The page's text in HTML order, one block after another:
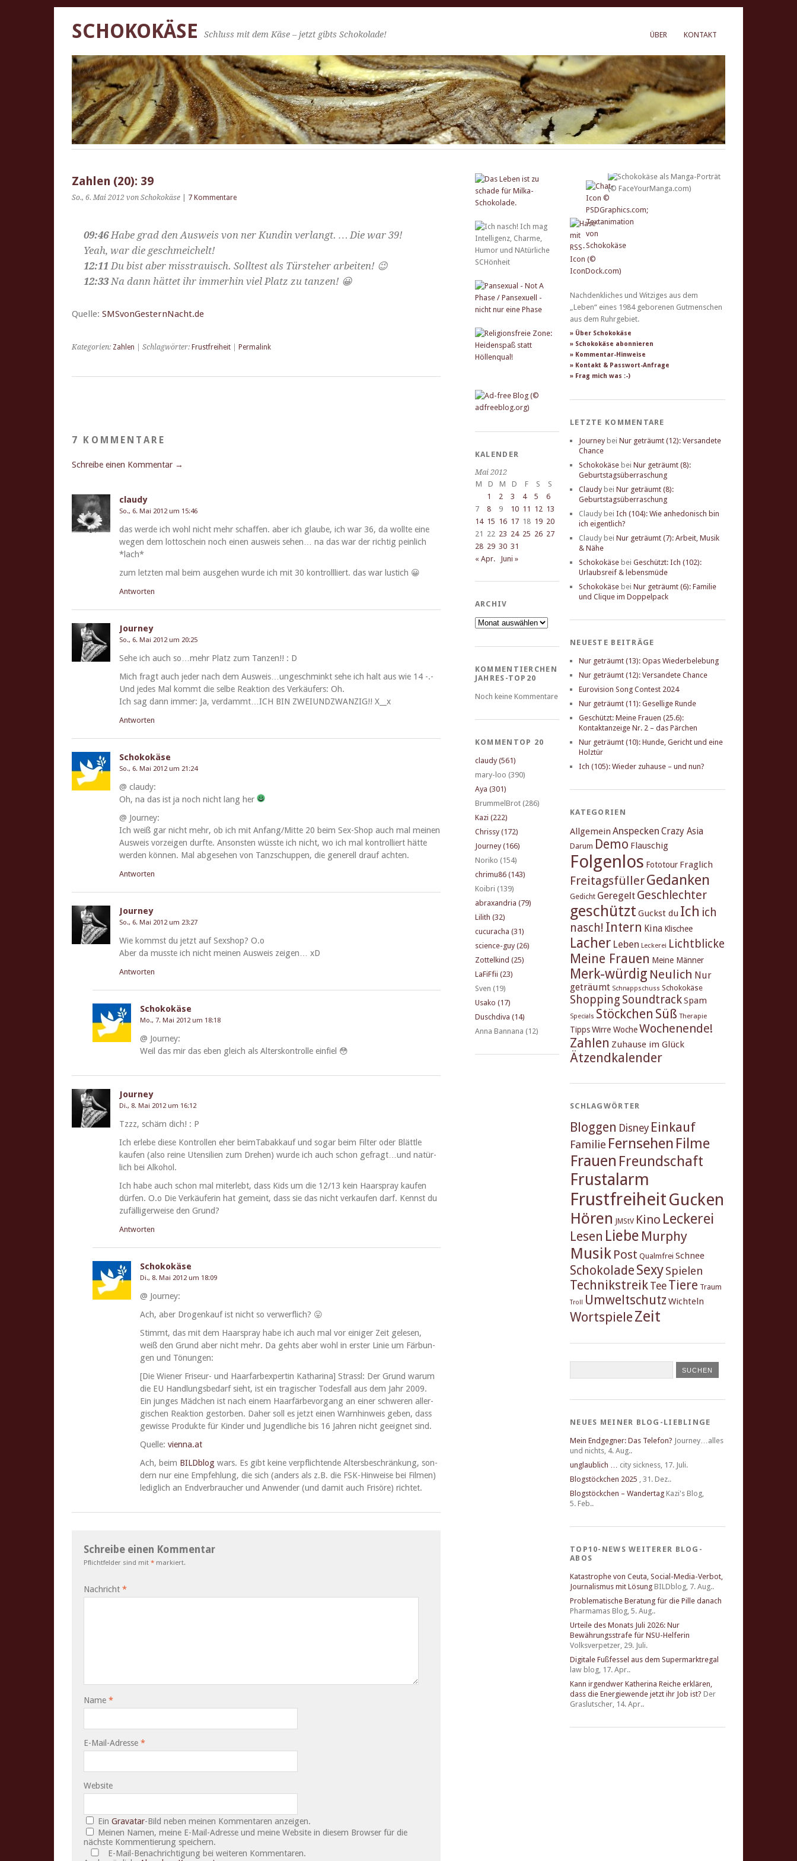
ÜBER KONTAKT
SCHOKOKÄSE Schluss mit dem Käse – jetzt gibts Schokolade!
Zahlen (20): 39
So., 6. Mai 2012 von Schokokäse 7 Kommentare
09:46Habe grad den Ausweis von ner Kundin ver­langt. … Die war 39!
Yeah, war die geschmeichelt!
12:11 Du bist aber mis­strauisch. Soll­test als Türste­her arbeiten! 😉
12:33Na dann hät­tet ihr immer­hin viel Platz zu tanzen! 😀
Quelle: SMSvonGesternNacht.de
Kategorien: Zahlen | Schlagwörter: Frustfreiheit Permalink
7 KOMMENTARE
Schreibe einen Kommentar →
claudy
So., 6. Mai 2012 um 15:46
das werde ich wohl nicht mehr schaf­fen. aber ich glaube, ich war 36, da wollte eine
wegen dem lot­toschein noch einen ausweis sehen… na das war der richtig pein­lich
*lach*
zum let­zten mal beim aus­ge­hen wurde ich mit 30 kon­trol­l­liert. das war lustich 😀
Antworten
Journey
So., 6. Mai 2012 um 20:25
Sehe ich auch so…mehr Platz zum Tanzen!! : D
Mich fragt auch jed­er nach dem Ausweis…ungeschminkt sehe ich halt aus wie 14 -.-
Und jedes Mal kommt die selbe Reak­tion des Verkäufers: Oh.
Ich sag dann immer: Ja, verdammt…ICH BIN ZWEIUNDZWANZIG!! X__x
Antworten
Schokokäse
So., 6. Mai 2012 um 21:24
@ claudy:
Oh, na das ist ja noch nicht lang her
@ Jour­ney:
Ich weiß gar nicht mehr, ob ich mit Anfang/Mitte 20 beim Sex-Shop auch mal meinen
Ausweis vorzeigen durfte. Anson­sten wüsste ich nicht, wo ich mal kon­trol­liert hätte
wer­den kön­nen. Mal abge­se­hen von Tanzschup­pen, die generell drauf achten.
Antworten
Journey
So., 6. Mai 2012 um 23:27
Wie kommst du jet­zt auf Sexshop? O.o
Aber da musste ich nicht meinen Ausweis zeigen… xD
Antworten
Schokokäse
Mo., 7. Mai 2012 um 18:18
@ Jour­ney:
Weil das mir das eben gle­ich als Alter­skon­trolle einfiel 😳
Journey
Di., 8. Mai 2012 um 16:12
Tzzz, schäm dich! : P
Ich erlebe diese Kon­trollen eher beimTabakkauf und sog­ar beim Fil­ter oder Blät­tle
kaufen (also reine Uten­silien zum Drehen) wurde ich auch schon gefragt…und natür­
lich bei Alkohol.
Ich habe auch schon mal miter­lebt, dass Kids um die 12/13 kein Haar­spray kaufen
dür­fen. O.o Die Verkäuferin hat gemeint, dass sie das nicht verkaufen darf. Kennst du
zufäl­liger­weise den Grund?
Antworten
Schokokäse
Di., 8. Mai 2012 um 18:09
@ Jour­ney:
Ach, aber Dro­genkauf ist nicht so verwerflich? 😛
Stimmt, das mit dem Haar­spray habe ich auch mal vor einiger Zeit gele­sen,
weiß den Grund aber nicht mehr. Da gehts aber wohl in erster Lin­ie um Fär­bun­
gen und Tönungen:
[Die Wiener Friseur- und Haar­far­b­ex­per­tin Katha­ri­na] Strassl: Der Grund warum
die EU Hand­lungs­be­darf sieht, ist ein tragis­ch­er Todes­fall aus dem Jahr 2009.
Ein junges Mäd­chen ist nach einem Haar­fär­bevor­gang an ein­er schw­eren aller­
gis­chen Reak­tion gestor­ben. Daher soll es jet­zt einen Warn­hin­weis geben, dass
gewisse Pro­duk­te für Kinder und Jugendliche bis 16 Jahren nicht geeignet sind.
Quelle: vienna.at
Ach, beim BILD­blog wars. Es gibt keine verpflich­t­ende Alters­beschränkung, son­
dern nur eine Empfehlung, die sich (anders als z.B. die FSK-Hin­weise bei Fil­men)
lediglich an End­ver­brauch­er und Anwen­der (und damit auch Frisöre) richtet.
Schreibe einen Kommentar
Pflichtfelder sind mit * markiert.
Nachricht *
Name *
E-Mail-Adresse *
Website
EinGravatar-Bild neben meinen Kommentaren anzeigen.
Meinen Namen, meine E-Mail-Adresse und meine Website in diesem Browser für die
nächste Kommentierung speichern.
E-Mail-Benachrichtigung bei weiteren Kommentaren.
KALENDER
Mai 2012
M
D M D F S
S
1
2 3 4 5
6
7
8 9 10 11 12 13
14 15 16 17 18 19 20
21 22 23 24 25 26 27
28 29 30 31
« Apr.
Juni »
ARCHIV
Archiv
KOMMENTIERCHEN
JAHRES-TOP20
Noch keine Kommentare
KOMMENTOP 20
claudy (561)
mary-loo (390)
Aya (301)
BrummelBrot (286)
Kazi (222)
Chrissy (172)
Journey (166)
Noriko (154)
chrimu86 (143)
Koibri (139)
abraxandria (79)
Lilith (32)
cucuracha (31)
science-guy (26)
Zottelkind (25)
LaFiFfii (23)
Sven (19)
Usako (17)
Duschdiva (14)
Anna Bannana (12)
Nachdenkliches und Witziges aus dem
„Leben“ eines 1984 geborenen Gutmenschen
aus dem Ruhrgebiet.
» Über Schokokäse
» Schokokäse abonnieren
» Kommentar-Hinweise
» Kontakt & Passwort-Anfrage
» Frag mich was :-)
LETZTE KOMMENTARE
Journey bei Nur geträumt (12): Versandete
Chance
Schokokäse bei Nur geträumt (8):
Geburtstagsüberraschung
Claudy bei Nur geträumt (8):
Geburtstagsüberraschung
Claudy bei Ich (104): Wie anhedonisch bin
ich eigentlich?
Claudy bei Nur geträumt (7): Arbeit, Musik
& Nähe
Schokokäse bei Geschützt: Ich (102):
Urlaubsreif & lebensmüde
Schokokäse bei Nur geträumt (6): Familie
und Clique im Doppelpack
NEUESTE BEITRÄGE
Nur geträumt (13): Opas Wiederbelebung
Nur geträumt (12): Versandete Chance
Eurovision Song Contest 2024
Nur geträumt (11): Gesellige Runde
Geschützt: Meine Frauen (25.6):
Kontaktanzeige Nr. 2 – das Pärchen
Nur geträumt (10): Hunde, Gericht und eine
Holztür
Ich (105): Wieder zuhause – und nun?
KATEGORIEN
Allgemein Anspecken Crazy Asia
Darum Demo Flauschig
Folgenlos Fototour Fraglich
FreitagsfüllerGedanken
Gedicht Geregelt Geschlechter
geschützt Guckst du Ich ich
nasch! Intern Kina Klischee
Lacher Leben Leckerei Lichtblicke
Meine Frauen Meine Männer
Merk-würdig Neulich Nur
geträumt Schnappschuss Schokokäse
Shopping SoundtrackSpam
Specials Stöckchen Süß Therapie
TippsWirre WocheWochenende!
Zahlen Zuhause im Glück
Ätzendkalender
SCHLAGWÖRTER
Bloggen Disney Einkauf
Familie Fernsehen Filme
Frauen Freundschaft
Frustalarm
FrustfreiheitGucken
Hören JMStV Kino Leckerei
Lesen Liebe Murphy
Musik Post Qualmfrei Schnee
Schokolade SexySpielen
Technikstreik Tee Tiere Traum
Troll Umweltschutz Wichteln
Wortspiele Zeit
NEUES MEINER BLOG-LIEBLINGE
Mein Endgegner: Das Telefon? Journey…alles
und nichts, 4. Aug..
unglaublich … city sickness, 17. Juli.
Blogstöckchen 2025 , 31. Dez..
Blogstöckchen – Wandertag Kazi's Blog,
5. Feb..
TOP10-NEWS WEITERER BLOG-
ABOS
Katastrophe von Ceuta, Social-Media-Verbot,
Journalismus mit Lösung BILDblog, 7. Aug..
Problematische Beratung für die Pille danach
Pharmamas Blog, 5. Aug..
Urteile des Monats Juli 2026: Nur
Bewährungsstrafe für NSU-Helferin
Volksverpetzer, 29. Juli.
Digitale Fußfessel aus dem Supermarktregal
law blog, 17. Apr..
Kann irgendwer Katherina Reiche erklären,
dass die Energiewende jetzt ihr Job ist? Der
Graslutscher, 14. Apr..